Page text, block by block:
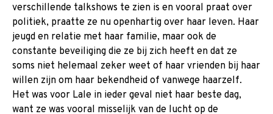
verschillende talkshows te zien is en vooral praat over
politiek, praatte ze nu openhartig over haar leven. Haar
jeugd en relatie met haar familie, maar ook de
constante beveiliging die ze bij zich heeft en dat ze
soms niet helemaal zeker weet of haar vrienden bij haar
willen zijn om haar bekendheid of vanwege haarzelf.
Het was voor Lale in ieder geval niet haar beste dag,
want ze was vooral misselijk van de lucht op de